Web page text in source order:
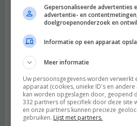
Gepersonaliseerde advertenties
advertentie- en
doelgroepenonderzoek en
Informatie op een apparaat
Meer informatie
Uw persoonsgegevens worden verwerkt
apparaat (cookies, unieke ID's en
kan worden opgeslagen door, geopend
332 partners of specifiek door deze site
en onze partners kunnen precieze
gebruiken. Lijst met partners.